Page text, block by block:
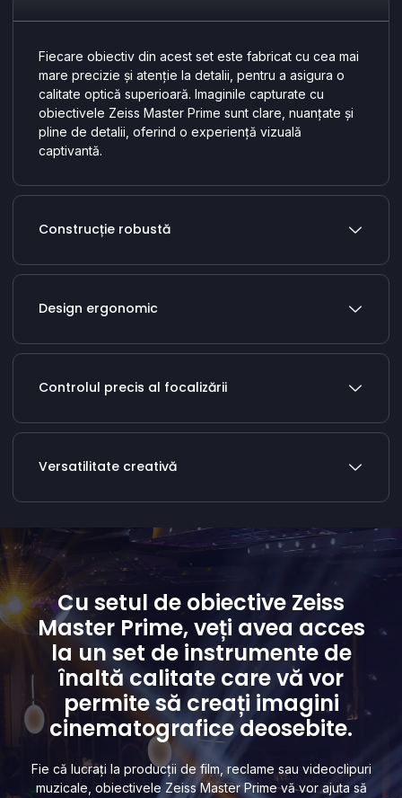
Fiecare obiectiv din acest set este fabricat cu cea mai
mare precizie și atenție la detalii, pentru a asigura o
calitate optică superioară. Imaginile capturate cu
obiectivele Zeiss Master Prime sunt clare, nuanțate și
pline de detalii, oferind o experiență vizuală
captivantă.
Construcție robustă
Design ergonomic
Controlul precis al focalizării
Versatilitate creativă
Cu setul de obiective Zeiss
Master Prime, veți avea acces
la un set de instrumente de
înaltă calitate care vă vor
permite să creați imagini
cinematografice deosebite.
Fie că lucrați la producții de film, reclame sau videoclipuri
muzicale, obiectivele Zeiss Master Prime vă vor ajuta să